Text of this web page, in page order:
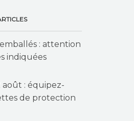
: attention
indiquées
août : équipez-
de protection